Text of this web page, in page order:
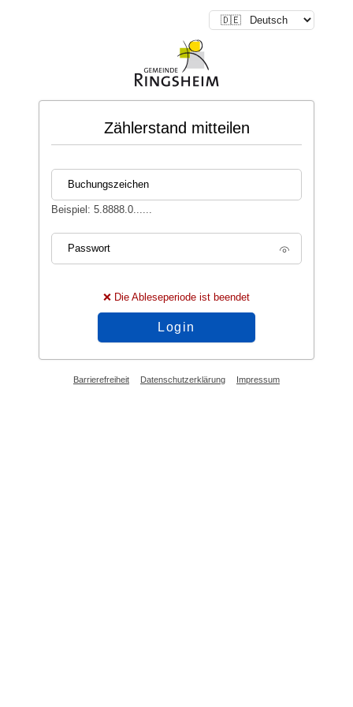
Zählerstand mitteilen
Buchungszeichen
Beispiel: 5.8888.0......
Passwort
❌ Die Ableseperiode ist beendet
Login
Barrierefreiheit Datenschutzerklärung Impressum